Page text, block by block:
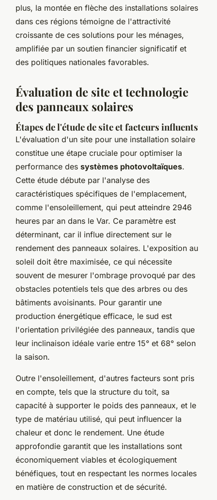
plus, la montée en flèche des installations solaires
dans ces régions témoigne de l'attractivité
croissante de ces solutions pour les ménages,
amplifiée par un soutien financier significatif et
des politiques nationales favorables.
Évaluation de site et technologie
des panneaux solaires
Étapes de l'étude de site et facteurs influents
L'évaluation d'un site pour une installation solaire
constitue une étape cruciale pour optimiser la
performance des systèmes photovoltaïques.
Cette étude débute par l'analyse des
caractéristiques spécifiques de l'emplacement,
comme l'ensoleillement, qui peut atteindre 2946
heures par an dans le Var. Ce paramètre est
déterminant, car il influe directement sur le
rendement des panneaux solaires. L'exposition au
soleil doit être maximisée, ce qui nécessite
souvent de mesurer l'ombrage provoqué par des
obstacles potentiels tels que des arbres ou des
bâtiments avoisinants. Pour garantir une
production énergétique efficace, le sud est
l'orientation privilégiée des panneaux, tandis que
leur inclinaison idéale varie entre 15° et 68° selon
la saison.
Outre l'ensoleillement, d'autres facteurs sont pris
en compte, tels que la structure du toit, sa
capacité à supporter le poids des panneaux, et le
type de matériau utilisé, qui peut influencer la
chaleur et donc le rendement. Une étude
approfondie garantit que les installations sont
économiquement viables et écologiquement
bénéfiques, tout en respectant les normes locales
en matière de construction et de sécurité.